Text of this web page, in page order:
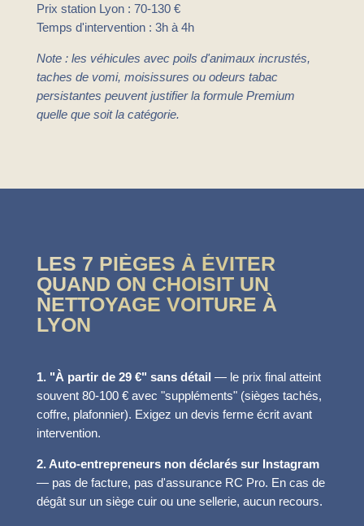
Prix station Lyon : 70-130 €
Temps d'intervention : 3h à 4h
Note : les véhicules avec poils d'animaux incrustés,
taches de vomi, moisissures ou odeurs tabac
persistantes peuvent justifier la formule Premium
quelle que soit la catégorie.
LES 7 PIÈGES À ÉVITER
QUAND ON CHOISIT UN
NETTOYAGE VOITURE À
LYON
1. "À partir de 29 €" sans détail — le prix final atteint
souvent 80-100 € avec "suppléments" (sièges tachés,
coffre, plafonnier). Exigez un devis ferme écrit avant
intervention.
2. Auto-entrepreneurs non déclarés sur Instagram
— pas de facture, pas d'assurance RC Pro. En cas de
dégât sur un siège cuir ou une sellerie, aucun recours.